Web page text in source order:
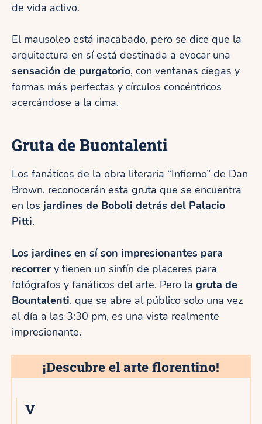
de vida activo.
El mausoleo está inacabado, pero se dice que la
arquitectura en sí está destinada a evocar una
sensación de purgatorio, con ventanas ciegas y
formas más perfectas y círculos concéntricos
acercándose a la cima.
Gruta de Buontalenti
Los fanáticos de la obra literaria “Infierno” de Dan
Brown, reconocerán esta gruta que se encuentra
en los jardines de Boboli detrás del Palacio
Pitti.
Los jardines en sí son impresionantes para
recorrer y tienen un sinfín de placeres para
fotógrafos y fanáticos del arte. Pero la gruta de
Bountalenti, que se abre al público solo una vez
al día a las 3:30 pm, es una vista realmente
impresionante.
¡Descubre el arte florentino!
V